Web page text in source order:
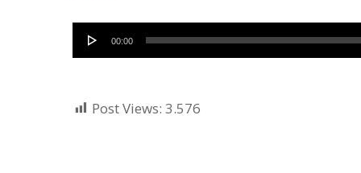
Audio
Player
00:00
Post Views: 3.576